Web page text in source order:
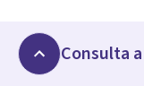
Consulta